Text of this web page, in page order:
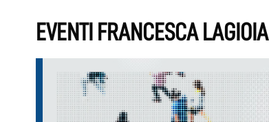
EVENTI FRANCESCA LAGIOIA